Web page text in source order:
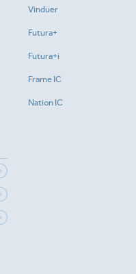
Vinduer
Futura+
Futura+i
Frame IC
Nation IC